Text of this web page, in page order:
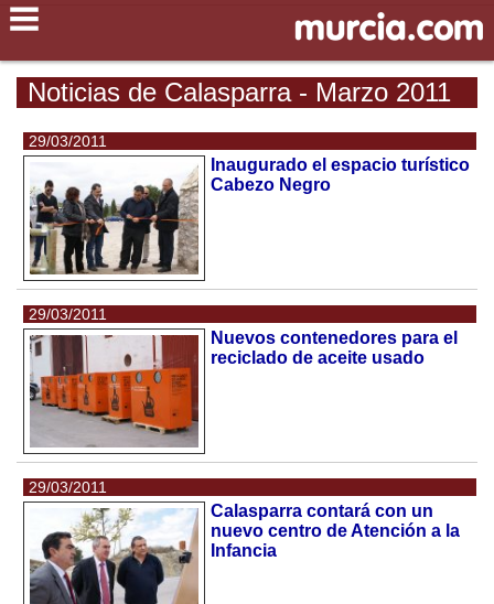
Noticias de Calasparra - Marzo 2011
29/03/2011
Inaugurado el espacio turístico
Cabezo Negro
29/03/2011
Nuevos contenedores para el
reciclado de aceite usado
29/03/2011
Calasparra contará con un
nuevo centro de Atención a la
Infancia